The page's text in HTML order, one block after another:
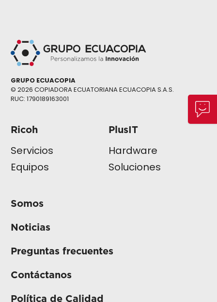
GRUPO ECUACOPIA
© 2026 COPIADORA ECUATORIANA ECUACOPIA S.A.S.
RUC: 1790189163001
Ricoh
Servicios
Equipos
PlusIT
Hardware
Soluciones
Somos
Noticias
Preguntas frecuentes
Contáctanos
Política de Calidad